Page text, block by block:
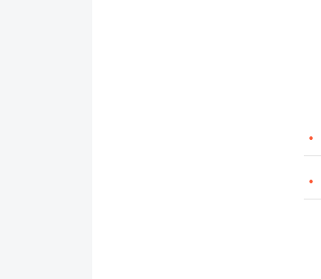

